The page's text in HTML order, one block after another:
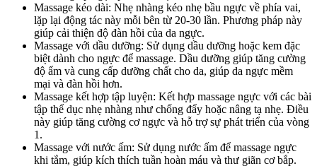
Massage kéo dài: Nhẹ nhàng kéo nhẹ bầu ngực về phía vai,
lặp lại động tác này mỗi bên từ 20-30 lần. Phương pháp này
giúp cải thiện độ đàn hồi của da ngực.
Massage với dầu dưỡng: Sử dụng dầu dưỡng hoặc kem đặc
biệt dành cho ngực để massage. Dầu dưỡng giúp tăng cường
độ ẩm và cung cấp dưỡng chất cho da, giúp da ngực mềm
mại và đàn hồi hơn.
Massage kết hợp tập luyện: Kết hợp massage ngực với các bài
tập thể dục nhẹ nhàng như chống đẩy hoặc nâng tạ nhẹ. Điều
này giúp tăng cường cơ ngực và hỗ trợ sự phát triển của vòng
1.
Massage với nước ấm: Sử dụng nước ấm để massage ngực
khi tắm, giúp kích thích tuần hoàn máu và thư giãn cơ bắp.